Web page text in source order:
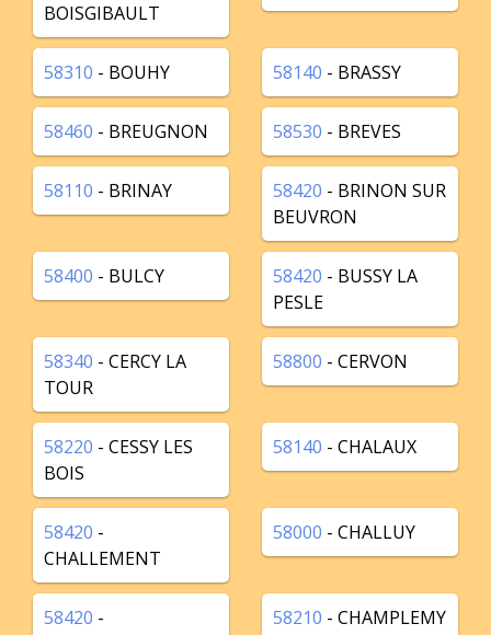
BOISGIBAULT
58310 - BOUHY 58140 - BRASSY
58460 - BREUGNON 58530 - BREVES
58110 - BRINAY 58420 - BRINON SUR
BEUVRON
58400 - BULCY 58420 - BUSSY LA
PESLE
58340 - CERCY LA
TOUR
58800 - CERVON
58220 - CESSY LES
BOIS
58140 - CHALAUX
58420 -
CHALLEMENT
58000 - CHALLUY
58420 -
58210 - CHAMPLEMY